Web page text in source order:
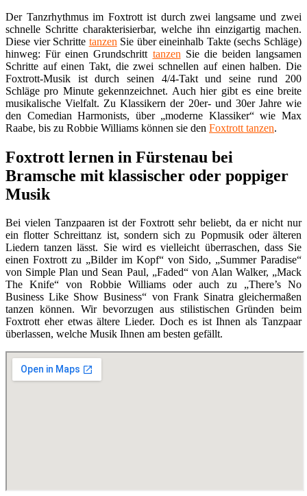
Der Tanzrhythmus im Foxtrott ist durch zwei langsame und zwei
schnelle Schritte charakterisierbar, welche ihn einzigartig machen.
Diese vier Schritte tanzen Sie über eineinhalb Takte (sechs Schläge)
hinweg: Für einen Grundschritt tanzen Sie die beiden langsamen
Schritte auf einen Takt, die zwei schnellen auf einen halben. Die
Foxtrott-Musik ist durch seinen 4/4-Takt und seine rund 200
Schläge pro Minute gekennzeichnet. Auch hier gibt es eine breite
musikalische Vielfalt. Zu Klassikern der 20er- und 30er Jahre wie
den Comedian Harmonists, über „moderne Klassiker“ wie Max
Raabe, bis zu Robbie Williams können sie den Foxtrott tanzen.
Foxtrott lernen in Fürstenau bei
Bramsche mit klassischer oder poppiger
Musik
Bei vielen Tanzpaaren ist der Foxtrott sehr beliebt, da er nicht nur
ein flotter Schreittanz ist, sondern sich zu Popmusik oder älteren
Liedern tanzen lässt. Sie wird es vielleicht überraschen, dass Sie
einen Foxtrott zu „Bilder im Kopf“ von Sido, „Summer Paradise“
von Simple Plan und Sean Paul, „Faded“ von Alan Walker, „Mack
The Knife“ von Robbie Williams oder auch zu „There’s No
Business Like Show Business“ von Frank Sinatra gleichermaßen
tanzen können. Wir bevorzugen aus stilistischen Gründen beim
Foxtrott eher etwas ältere Lieder. Doch es ist Ihnen als Tanzpaar
überlassen, welche Musik Ihnen am besten gefällt.